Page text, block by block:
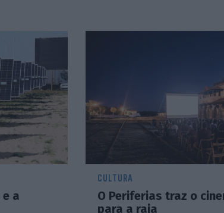
a
CULTURA
O Periferias traz o
para a raia